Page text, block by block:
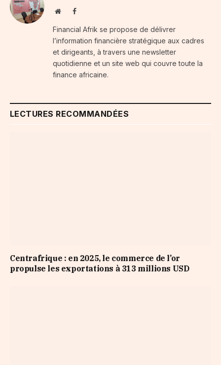
WebsiteFacebook
Financial Afrik se propose de délivrer
l’information financière stratégique aux cadres
et dirigeants, à travers une newsletter
quotidienne et un site web qui couvre toute la
finance africaine.
LECTURES RECOMMANDÉES
Centrafrique : en 2025, le commerce de l’or
propulse les exportations à 313 millions USD